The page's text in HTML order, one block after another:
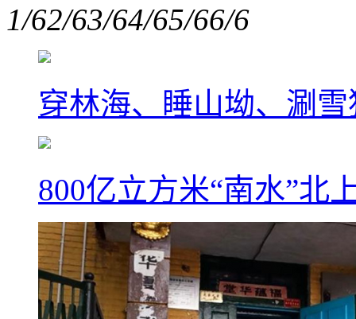
1/62/63/64/65/66/6
穿林海、睡山坳、涮
800亿立方米“南水”北